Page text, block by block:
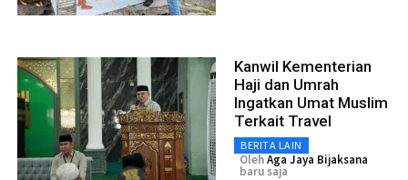
Kanwil Kementerian
Haji dan Umrah
Ingatkan Umat Muslim
Terkait Travel
BERITA LAIN
OlehAga Jaya Bijaksana
baru saja